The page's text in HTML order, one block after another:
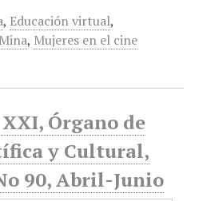
, Educación virtual,
Mina, Mujeres en el cine
Órgano de
y Cultural,
90, Abril-Junio